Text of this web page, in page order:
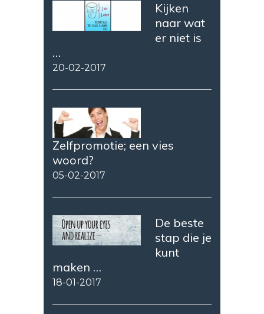
Kijken
naar wat
er niet is
…
20-02-2017
Zelfpromotie; een vies
woord?
05-02-2017
De beste
stap die je
kunt
maken …
18-01-2017